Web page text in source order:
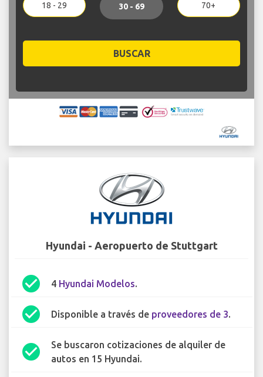
18 - 29 30 - 69 70+
BUSCAR
Hyundai - Aeropuerto de Stuttgart
check_circle 4 Hyundai Modelos.
check_circle Disponible a través de proveedores de 3.
check_circle
Se buscaron cotizaciones de alquiler de
autos en 15 Hyundai.